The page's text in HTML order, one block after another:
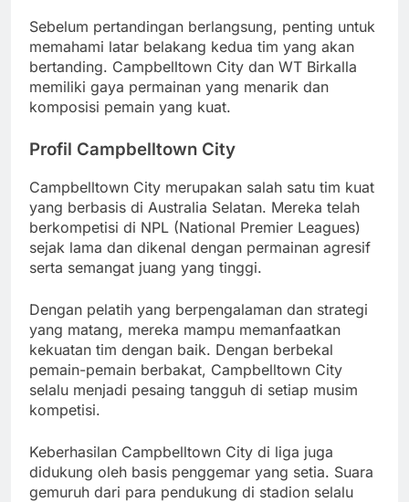
Sebelum pertandingan berlangsung, penting untuk
memahami latar belakang kedua tim yang akan
bertanding. Campbelltown City dan WT Birkalla
memiliki gaya permainan yang menarik dan
komposisi pemain yang kuat.
Profil Campbelltown City
Campbelltown City merupakan salah satu tim kuat
yang berbasis di Australia Selatan. Mereka telah
berkompetisi di NPL (National Premier Leagues)
sejak lama dan dikenal dengan permainan agresif
serta semangat juang yang tinggi.
Dengan pelatih yang berpengalaman dan strategi
yang matang, mereka mampu memanfaatkan
kekuatan tim dengan baik. Dengan berbekal
pemain-pemain berbakat, Campbelltown City
selalu menjadi pesaing tangguh di setiap musim
kompetisi.
Keberhasilan Campbelltown City di liga juga
didukung oleh basis penggemar yang setia. Suara
gemuruh dari para pendukung di stadion selalu